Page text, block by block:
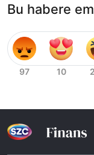
Bu habere